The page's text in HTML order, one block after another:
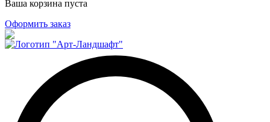
Ваша корзина пуста
Оформить заказ